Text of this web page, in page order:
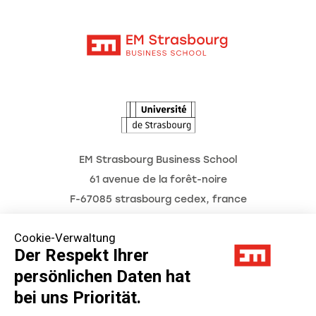
Cookie-Verwaltung
Der Respekt Ihrer
persönlichen Daten hat
bei uns Priorität.
EM Strasbourg Business School
61 avenue de la forêt-noire
F-67085 strasbourg cedex, france
Impressum